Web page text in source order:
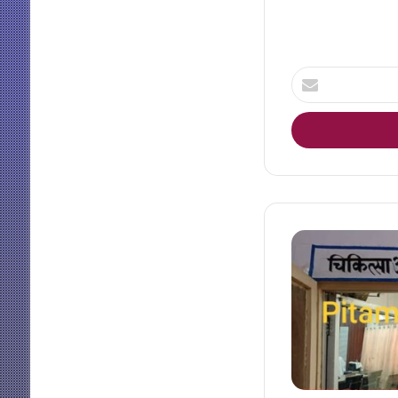
Enter
your
Email
address